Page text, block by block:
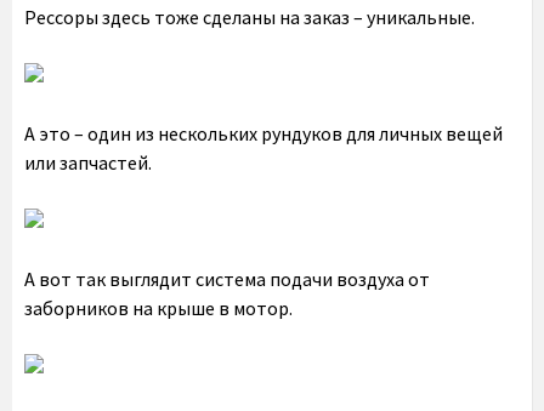
Рессоры здесь тоже сделаны на заказ – уникальные.
А это – один из нескольких рундуков для личных вещей
или запчастей.
А вот так выглядит система подачи воздуха от
заборников на крыше в мотор.